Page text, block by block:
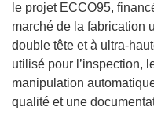
le projet ECCO95,
marché de la fabrication
double tête et à ultra-
utilisé pour l’inspection,
manipulation
qualité et une